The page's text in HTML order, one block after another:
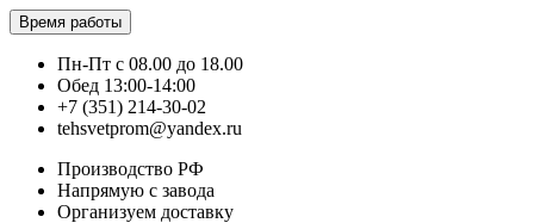
Время работы
Пн-Пт с 08.00 до 18.00
Обед 13:00-14:00
+7 (351) 214-30-02
tehsvetprom@yandex.ru
Производство РФ
Напрямую с завода
Организуем доставку